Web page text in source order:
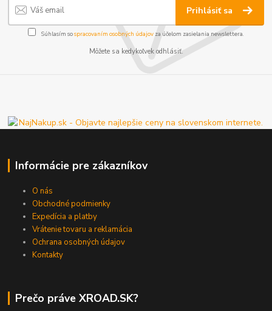
Prihlásiť sa
Súhlasím sospracovaním osobných údajov za účelom zasielania newslettera.
Môžete sa kedykoľvek odhlásiť.
Informácie pre zákazníkov
O nás
Obchodné podmienky
Expedícia a platby
Vrátenie tovaru a reklamácia
Ochrana osobných údajov
Kontakty
Prečo práve XROAD.SK?